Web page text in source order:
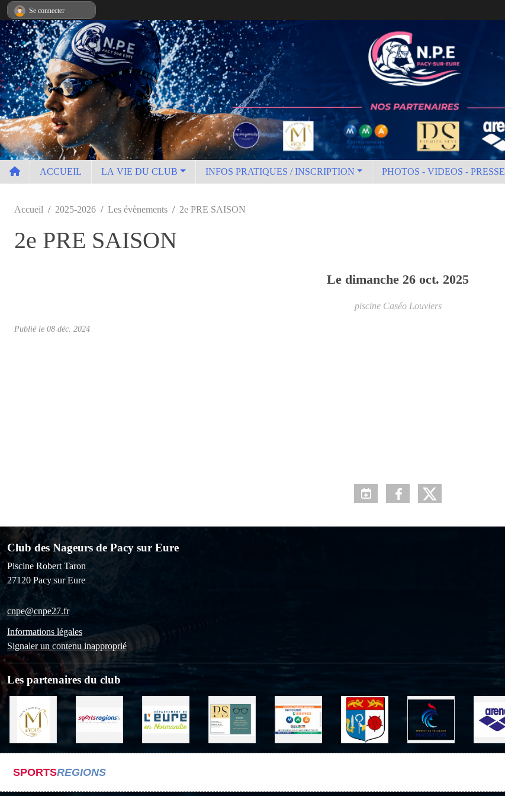
ACCUEIL LA VIE DU CLUB INFOS PRATIQUES / INSCRIPTION PHOTOS - VIDEOS - PRESSE
Accueil 2025-2026 Les évènements 2e PRE SAISON
2e PRE SAISON
Le dimanche 26 oct. 2025
piscine Caséo Louviers
Publié le 08 déc. 2024
Club des Nageurs de Pacy sur Eure
Piscine Robert Taron
27120 Pacy sur Eure
cnpe@cnpe27.fr
Informations légales
Signaler un contenu inapproprié
Les partenaires du club
SPORTSREGIONS
Se connecter
Panneau de gestion des cookies